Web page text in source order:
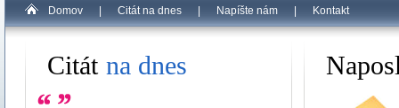
Domov Citát na dnes Napíšte nám Kontakt
Citát na dnes